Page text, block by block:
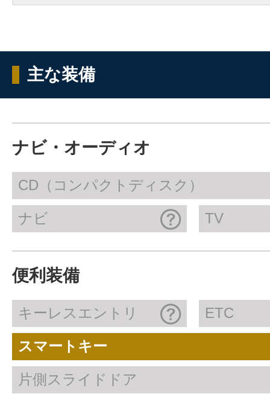
主な装備
ナビ・オーディオ
CD（コンパクトディスク）
ナビ TV
便利装備
キーレスエントリ ETC
スマートキー
片側スライドドア